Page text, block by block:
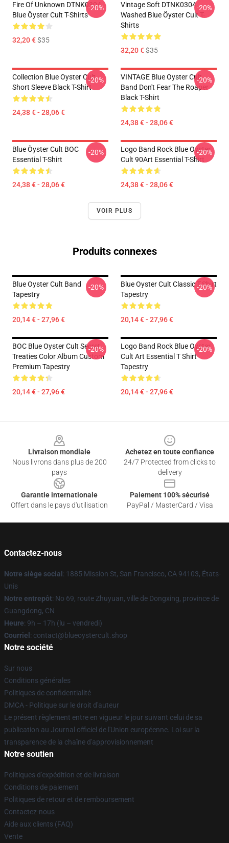
Fire Of Unknown DTNK0304
Blue Öyster Cult T-Shirts
32,20 €$35
-20%
Vintage Soft DTNK0304
Washed Blue Öyster Cult T-
Shirts
32,20 €$35
-20%
Collection Blue Oyster Cult
Short Sleeve Black T-Shirt
24,38 € - 28,06 €
-20%
VINTAGE Blue Oyster Cult
Band Don't Fear The Roaper
Black T-Shirt
24,38 € - 28,06 €
-20%
Blue Öyster Cult BOC
Essential T-Shirt
24,38 € - 28,06 €
-20%
Logo Band Rock Blue Oyster
Cult 90Art Essential T-Shirt
24,38 € - 28,06 €
-20%
VOIR PLUS
Produits connexes
Blue Oyster Cult Band
Tapestry
20,14 € - 27,96 €
-20%
Blue Oyster Cult Classic T-Shirt
Tapestry
20,14 € - 27,96 €
-20%
BOC Blue Oyster Cult Secret
Treaties Color Album Custom
Premium Tapestry
20,14 € - 27,96 €
-20%
Logo Band Rock Blue Oyster
Cult Art Essential T Shirt
Tapestry
20,14 € - 27,96 €
-20%
Livraison mondiale
Nous livrons dans plus de 200
pays
Achetez en toute confiance
24/7 Protected from clicks to
delivery
Garantie internationale
Offert dans le pays d'utilisation
Paiement 100% sécurisé
PayPal / MasterCard / Visa
Contactez-nous
Notre siège social : 1885 Mission St, San Francisco, CA 94103, États-
Unis
Notre entrepôt: No 69, route Zhuyuan, ville de Dongxing, province de
Guangdong, CN
Heure: 9h – 17h (lu – vendredi)
Courriel : contact@blueoystercult.shop
Notre société
Sur nous
Conditions générales
Politiques de confidentialité
DMCA - Politique sur le droit d'auteur
Le présent règlement entre en vigueur le jour suivant celui de sa
publication au Journal officiel de l'Union européenne. Loi sur la
transparence de la chaîne d'approvisionnement
Notre soutien
Politiques d'expédition et de livraison
Conditions de paiement
Politiques de retour et de remboursement
Contactez-nous
Aide aux clients (FAQ)
Vente